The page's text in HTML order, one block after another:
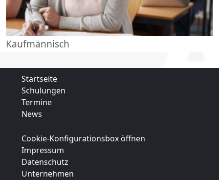
Kaufmännisch
Startseite
Schulungen
Termine
News
Cookie-Konfigurationsbox öffnen
Impressum
Datenschutz
Unternehmen